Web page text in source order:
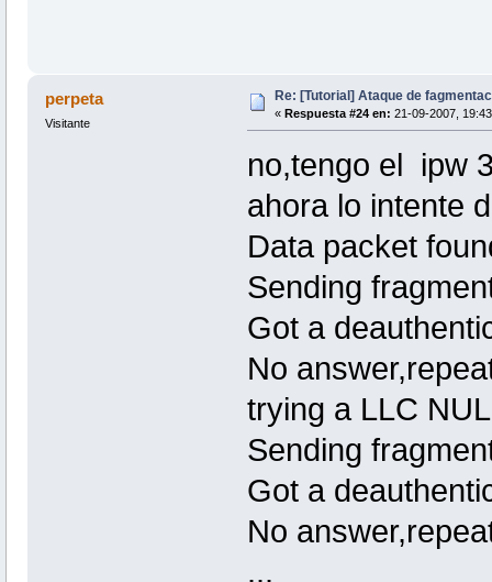
perpeta
Visitante
Re: [Tutorial] Ataque de
« Respuesta #24 en: 21-09-2007,
no,tengo el ipw
ahora lo intente
Data packet
Sending
Got a
No
trying a LLC
Sending
Got a
No
...